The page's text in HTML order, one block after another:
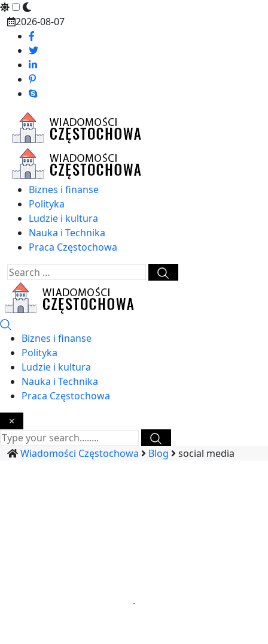
Skip
content
2026-08-07
Biznes i finanse
Polityka
Ludzie i kultura
Nauka i Technika
Praca Częstochowa
Biznes i finanse
Polityka
Ludzie i kultura
Nauka i Technika
Praca Częstochowa
×
Wiadomości Częstochowa Blog social media